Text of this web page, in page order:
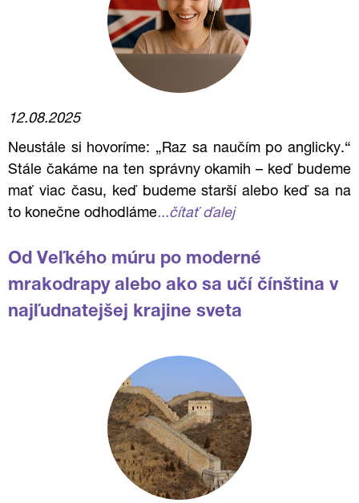
12.08.2025
Neustále si hovoríme: „Raz sa naučím po anglicky.“
Stále čakáme na ten správny okamih – keď budeme
mať viac času, keď budeme starší alebo keď sa na
to konečne odhodláme...čítať ďalej
Od Veľkého múru po moderné
mrakodrapy alebo ako sa učí čínština v
najľudnatejšej krajine sveta